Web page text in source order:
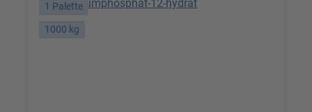
1 Palette
1000 kg